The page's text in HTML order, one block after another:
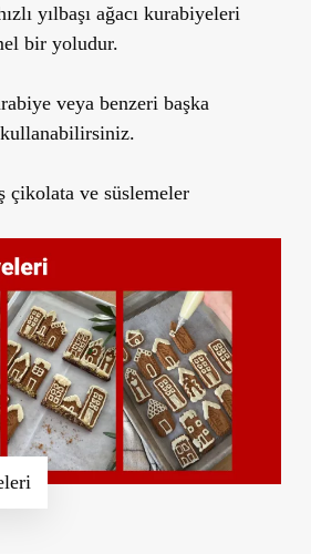
yılbaşı ağacı kurabiyeleri
bir yoludur.
veya benzeri başka
çikolata ve süslemeler